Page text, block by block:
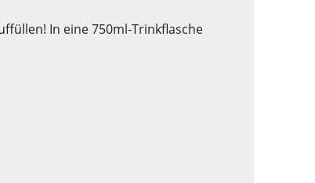
In eine 750ml-Trinkflasche